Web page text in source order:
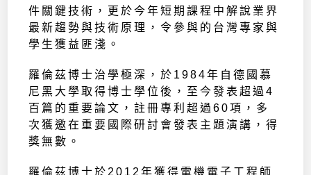
件關鍵技術，更於今年短期課程中解說業界
最新趨勢與技術原理，令參與的台灣專家與
學生獲益匪淺。
羅倫茲博士治學極深，於1984年自德國慕
尼黑大學取得博士學位後，至今發表超過4
百篇的重要論文，註冊專利超過60項，多
次獲邀在重要國際研討會發表主題演講，得
獎無數。
羅倫茲博士於2012年獲得電機電子工程師